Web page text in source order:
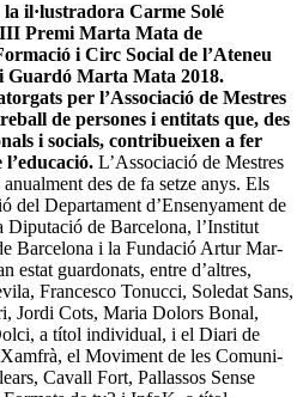
il·lus­tradora Carme Solé
Premi Marta Mata de
i Circ Social de l’Ate­neu
Guardó Marta Mata 2018.
per l’As­so­ciació de Mestres
de persones i entitats que, des
i socials, contribueixen a fer
L’Associació de Mestres
des de fa setze anys. Els
del Depar­ta­ment d’En­se­nyament de
Diputació de Barce­lo­na, l’Institut
Barcelona i la Fun­da­ció Artur Mar­
estat guardonats, entre d’altres,
Francesco Tonucci, Sole­dat Sans,
Jordi Cots, Maria Dolors Bonal,
a títol individual, i el Diari de
el Moviment de les Comu­ni­
Cavall Fort, Pallassos Sense